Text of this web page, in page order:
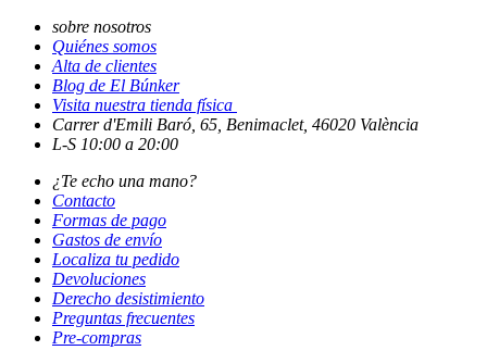
sobre nosotros
Quiénes somos
Alta de clientes
Blog de El Búnker
Visita nuestra tienda física
Carrer d'Emili Baró, 65, Benimaclet, 46020 València
L-S 10:00 a 20:00
¿Te echo una mano?
Contacto
Formas de pago
Gastos de envío
Localiza tu pedido
Devoluciones
Derecho desistimiento
Preguntas frecuentes
Pre-compras